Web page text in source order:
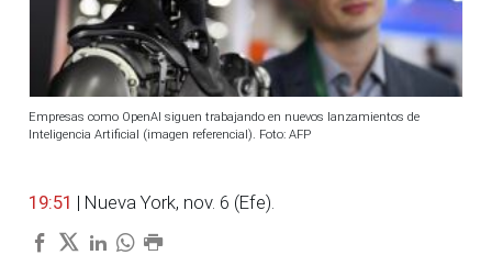
Empresas como OpenAI siguen trabajando en nuevos lanzamientos de
Inteligencia Artificial (imagen referencial). Foto: AFP
19:51 | Nueva York, nov. 6 (Efe).